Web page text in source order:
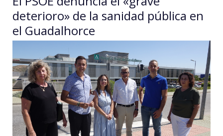
deterioro» de la sanidad pública en
el Guadalhorce